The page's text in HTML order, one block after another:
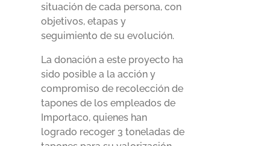
situación de cada persona, con
objetivos, etapas y
seguimiento de su evolución.
La donación a este proyecto ha
sido posible a la acción y
compromiso de recolección de
tapones de los empleados de
Importaco, quienes han
logrado recoger 3 toneladas de